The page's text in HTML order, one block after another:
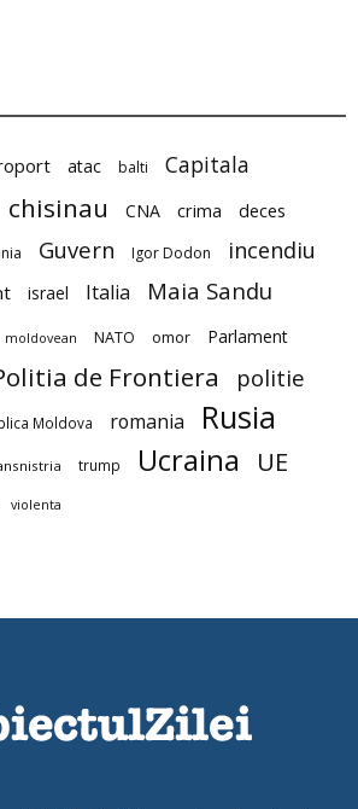
atac balti Capitala
chisinau CNA crima deces
Guvern Igor Dodon incendiu
israel Italia Maia Sandu
moldovean NATO omor Parlament
de Frontiera politie
Moldova romania Rusia
trump Ucraina UE
violenta